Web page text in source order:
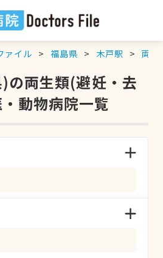
ァイル 福島県 木戸駅 両生
の両生類(避妊・去
動物病院一覧